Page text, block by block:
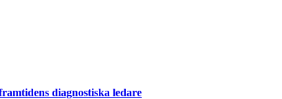
diagnostiska ledare